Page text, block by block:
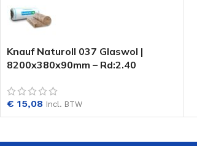
Knauf Naturoll 037 Glaswol |
8200x380x90mm – Rd:2.40
€ 15,08 Incl. BTW